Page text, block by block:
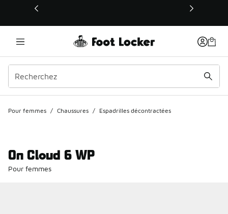
Ce lien s’ouvrira dans une nouvelle fenêtre
Pour femmes / Chaussures / Espadrilles décontractées
On Cloud 6 WP
Pour femmes